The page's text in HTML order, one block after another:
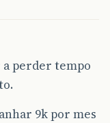
perder tempo
9k por mes